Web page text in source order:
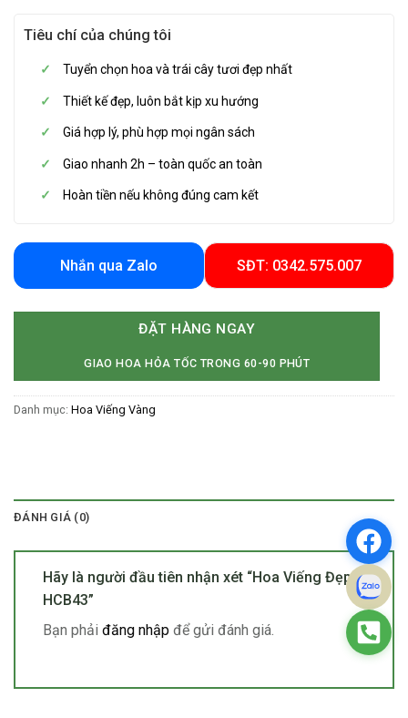
Tiêu chí của chúng tôi
Tuyển chọn hoa và trái cây tươi đẹp nhất
Thiết kế đẹp, luôn bắt kịp xu hướng
Giá hợp lý, phù hợp mọi ngân sách
Giao nhanh 2h – toàn quốc an toàn
Hoàn tiền nếu không đúng cam kết
Nhắn qua Zalo SĐT: 0342.575.007
ĐẶT HÀNG NGAY
GIAO HOA HỎA TỐC TRONG 60-90 PHÚT
Danh mục: Hoa Viếng Vàng
ĐÁNH GIÁ (0)
Hãy là người đầu tiên nhận xét “Hoa Viếng Đẹp-
HCB43”
Bạn phải đăng nhập để gửi đánh giá.